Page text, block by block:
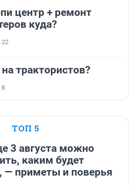
центр + ремонт
куда?
22
на трактористов?
8
ТОП 5
3 августа можно
каким будет
— приметы и поверья